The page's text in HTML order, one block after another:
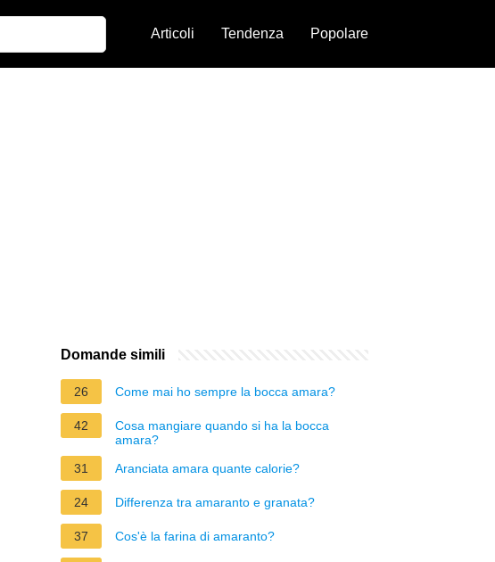
Articoli Tendenza Popolare
Domande simili
26 Come mai ho sempre la bocca amara?
42
Cosa mangiare quando si ha la bocca
amara?
31
Aranciata amara quante calorie?
24 Differenza tra amaranto e granata?
37 Cos'è la farina di amaranto?